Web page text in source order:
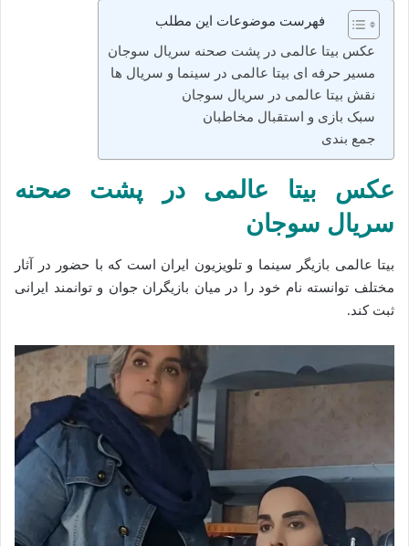
فهرست موضوعات این مطلب
عکس بیتا عالمی در پشت صحنه سریال سوجان
مسیر حرفه‌ ای بیتا عالمی در سینما و سریال‌ ها
نقش بیتا عالمی در سریال سوجان
سبک بازی و استقبال مخاطبان
جمع‌ بندی
عکس بیتا عالمی در پشت صحنه
سریال سوجان
بیتا عالمی بازیگر سینما و تلویزیون ایران است که با حضور در آثار
مختلف توانسته نام خود را در میان بازیگران جوان و توانمند ایرانی
ثبت کند.